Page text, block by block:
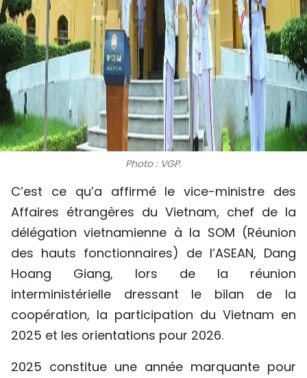
Photo : VGP.
C’est ce qu’a affirmé le vice-ministre des
Affaires étrangères du Vietnam, chef de la
délégation vietnamienne à la SOM (Réunion
des hauts fonctionnaires) de l’ASEAN, Dang
Hoang Giang, lors de la réunion
interministérielle dressant le bilan de la
coopération, la participation du Vietnam en
2025 et les orientations pour 2026.
2025 constitue une année marquante pour